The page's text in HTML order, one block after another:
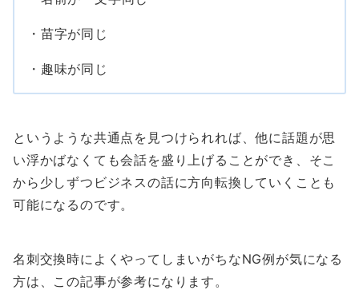
・苗字が同じ
・趣味が同じ
というような共通点を見つけられれば、他に話題が思
い浮かばなくても会話を盛り上げることができ、そこ
から少しずつビジネスの話に方向転換していくことも
可能になるのです。
名刺交換時によくやってしまいがちなNG例が気になる
方は、この記事が参考になります。